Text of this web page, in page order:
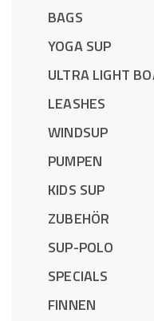
BAGS
YOGA SUP
ULTRA LIGHT
LEASHES
WINDSUP
PUMPEN
KIDS SUP
ZUBEHÖR
SUP-POLO
SPECIALS
FINNEN